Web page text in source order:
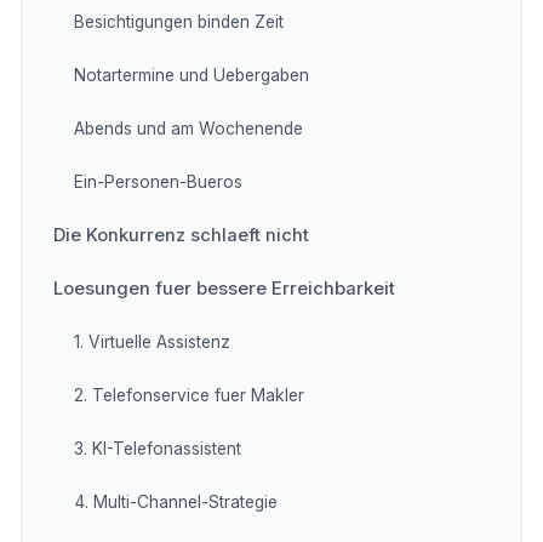
Besichtigungen binden Zeit
Notartermine und Uebergaben
Abends und am Wochenende
Ein-Personen-Bueros
Die Konkurrenz schlaeft nicht
Loesungen fuer bessere Erreichbarkeit
1. Virtuelle Assistenz
2. Telefonservice fuer Makler
3. KI-Telefonassistent
4. Multi-Channel-Strategie